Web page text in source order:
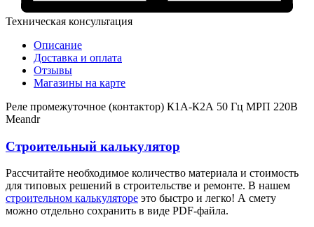
Техническая консультация
Описание
Доставка и оплата
Отзывы
Магазины на карте
Реле промежуточное (контактор) К1А-К2А 50 Гц МРП 220В
Meandr
Строительный калькулятор
Рассчитайте необходимое количество материала и стоимость
для типовых решений в строительстве и ремонте. В нашем
строительном калькуляторе это быстро и легко! А смету
можно отдельно сохранить в виде PDF-файла.